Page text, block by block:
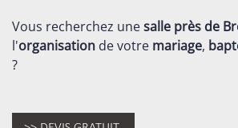
Vous recherchez unesalle près de
l'organisation de votre mariage,
?